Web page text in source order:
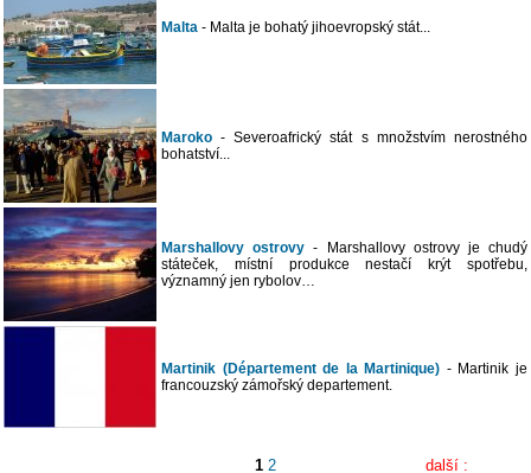
Malta - Malta je bohatý jihoevropský stát...
Maroko - Severoafrický stát s množstvím nerostného
bohatství...
Marshallovy ostrovy - Marshallovy ostrovy je chudý
státeček, místní produkce nestačí krýt spotřebu,
významný jen rybolov…
Martinik (Département de la Martinique) - Martinik je
francouzský zámořský departement.
1 2 další :